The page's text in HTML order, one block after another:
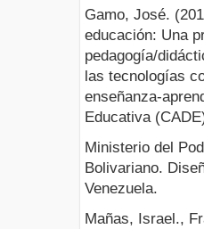
Gamo, José.
educación: Una
pedagogía/
las tecnologías
enseñanza-
Educativa
Ministerio del
Bolivariano.
Venezuela.
Mañas, Israel.,